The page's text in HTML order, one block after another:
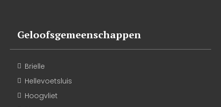
Geloofsgemeenschappen
Brielle
Hellevoetsluis
Hoogvliet